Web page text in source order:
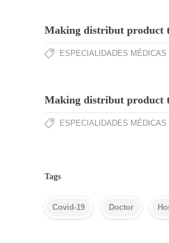
Making distribut product
ESPECIALIDADES MÉDICAS
Making distribut product
ESPECIALIDADES MÉDICAS
Tags
Covid-19 Doctor